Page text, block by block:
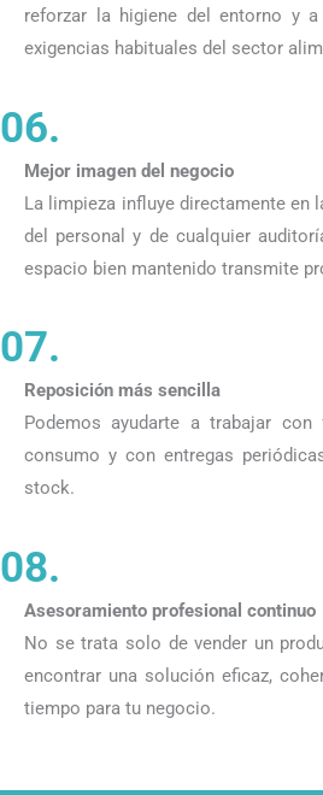
reforzar la higiene del entorno y
exigencias habituales del sector
06.
Mejor imagen del negocio
La limpieza influye directamente en
del personal y de cualquier
espacio bien mantenido transmite
07.
Reposición más sencilla
Podemos ayudarte a trabajar con
consumo y con entregas
stock.
08.
Asesoramiento profesional continuo
No se trata solo de vender un
encontrar una solución eficaz,
tiempo para tu negocio.